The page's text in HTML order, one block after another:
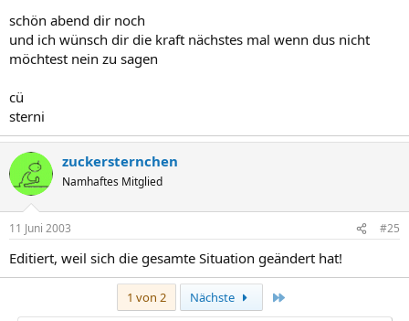
schön abend dir noch
und ich wünsch dir die kraft nächstes mal wenn dus nicht
möchtest nein zu sagen
cü
sterni
zuckersternchen
Namhaftes Mitglied
11 Juni 2003 #25
Editiert, weil sich die gesamte Situation geändert hat!
1 von 2 Nächste